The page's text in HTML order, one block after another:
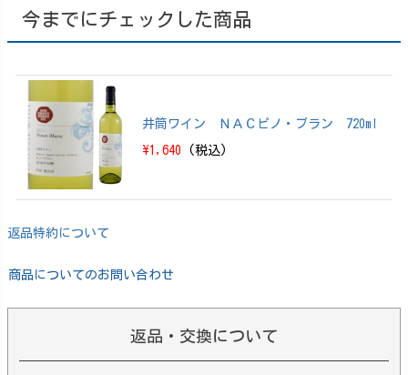
25 EDITION 70
今までにチェックした商品
井筒ワイン ＮＡＣピノ・ブラン 720ml
\1,640 (税込)
返品特約について
商品についてのお問い合わせ
返品・交換について